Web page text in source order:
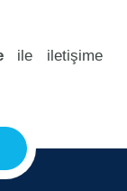
ile iletişime